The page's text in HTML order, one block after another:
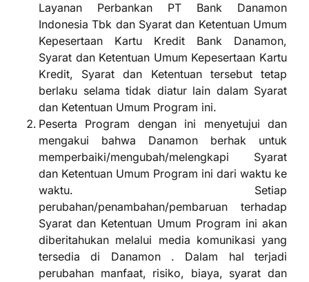
Layanan Perbankan PT Bank Danamon
Indonesia Tbk dan Syarat dan Ketentuan Umum
Kepesertaan Kartu Kredit Bank Danamon,
Syarat dan Ketentuan Umum Kepesertaan Kartu
Kredit, Syarat dan Ketentuan tersebut tetap
berlaku selama tidak diatur lain dalam Syarat
dan Ketentuan Umum Program ini.
Peserta Program dengan ini menyetujui dan
mengakui bahwa Danamon berhak untuk
memperbaiki/mengubah/melengkapi Syarat
dan Ketentuan Umum Program ini dari waktu ke
waktu. Setiap
perubahan/penambahan/pembaruan terhadap
Syarat dan Ketentuan Umum Program ini akan
diberitahukan melalui media komunikasi yang
tersedia di Danamon . Dalam hal terjadi
perubahan manfaat, risiko, biaya, syarat dan